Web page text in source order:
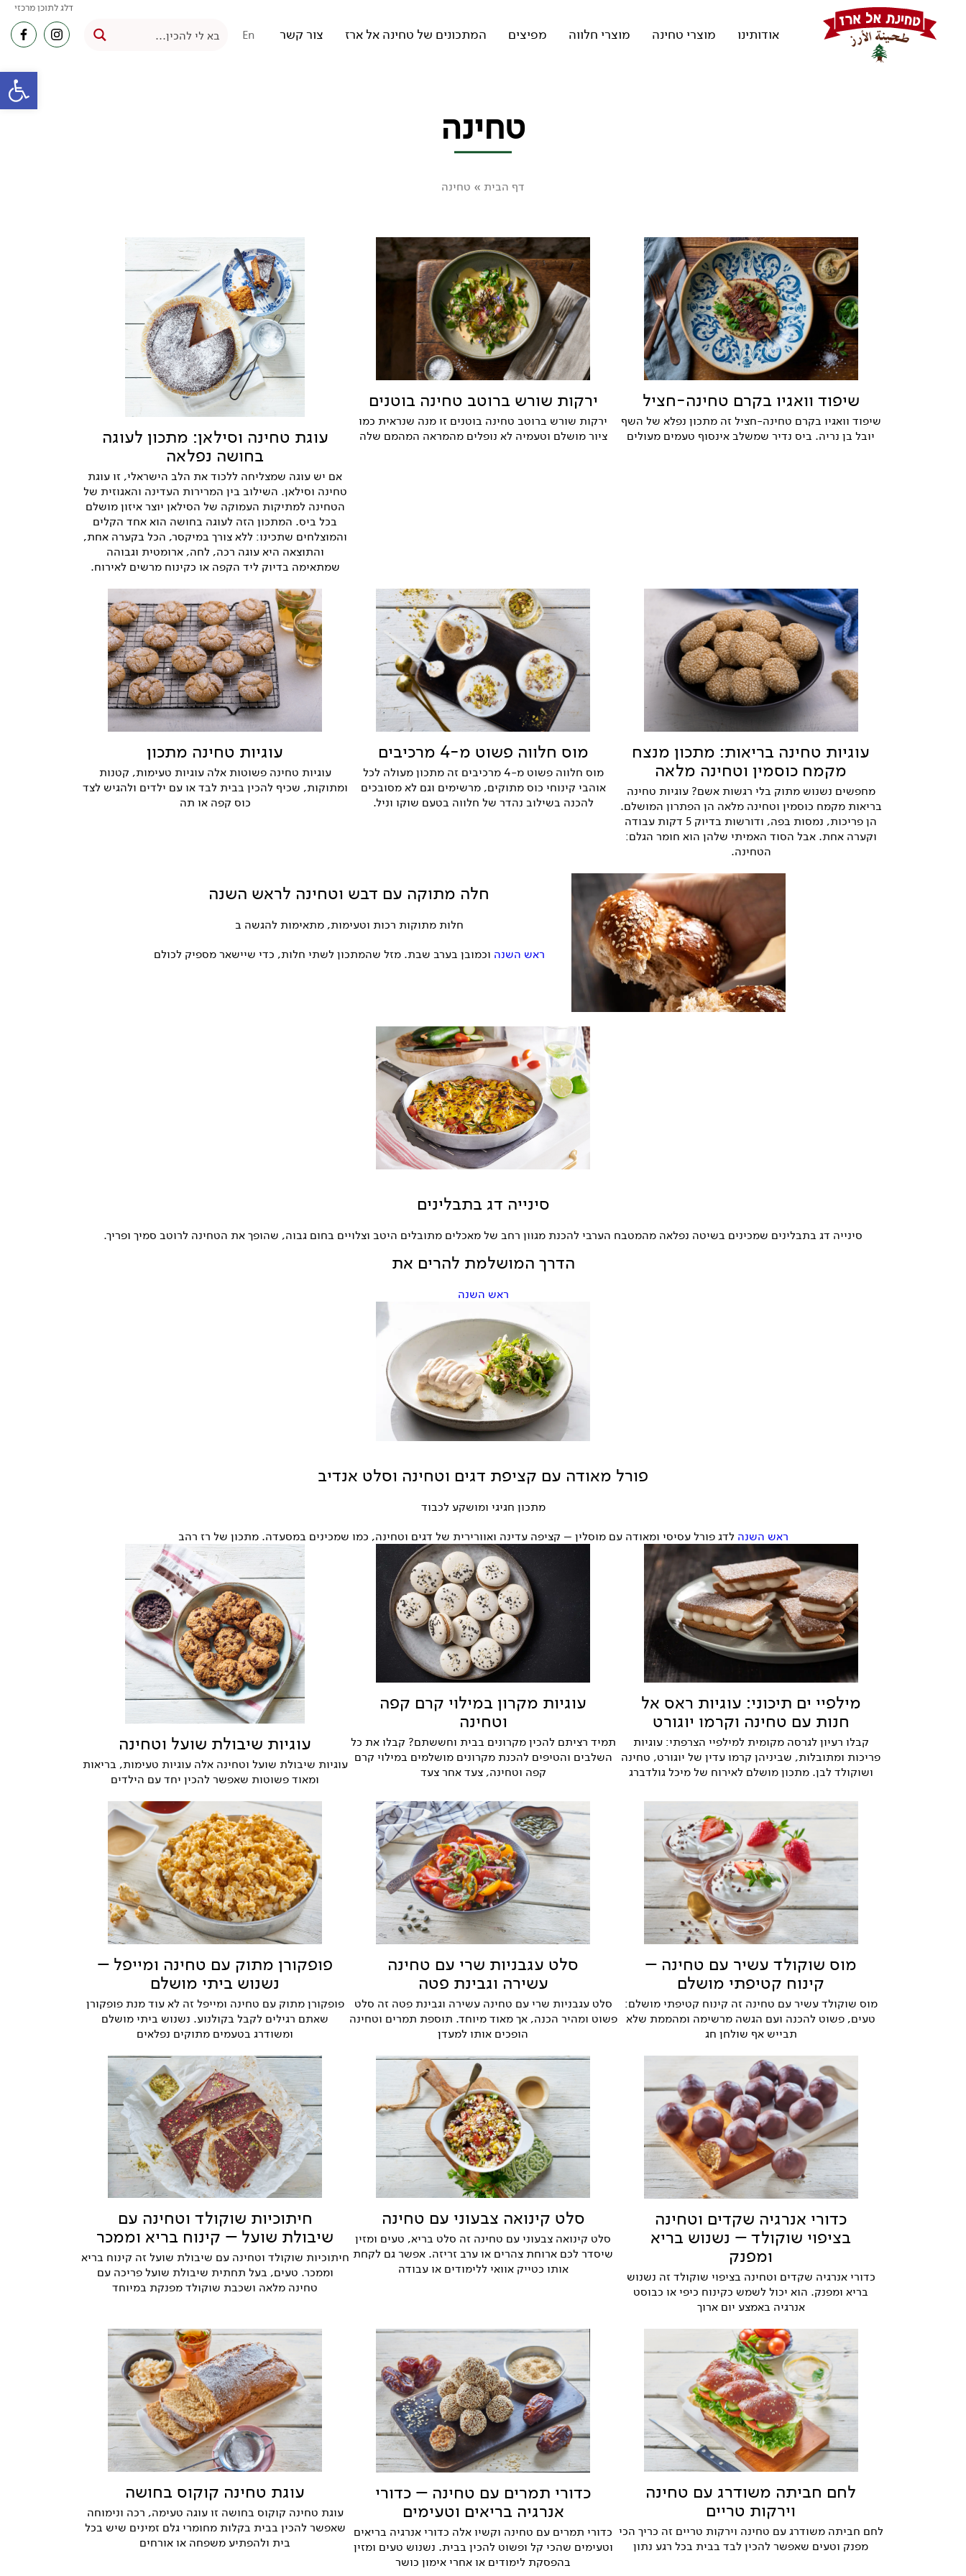
דלג לתוכן מרכזי
אודותינו מוצרי טחינה מוצרי חלווה מפיצים המתכונים של טחינה אל ארז צור קשר En
טחינה
דף הבית » טחינה
שיפוד וואגיו בקרם טחינה-חציל
שיפוד וואגיו בקרם טחינה-חציל זה מתכון נפלא של השף
יובל בן נריה. ביס נדיר שמשלב אינסוף טעמים מעולים
ירקות שורש ברוטב טחינה בוטנים
ירקות שורש ברוטב טחינה בוטנים זו מנה שנראית כמו
ציור מושלם וטעמיה לא נופלים מהמראה המהמם שלה
עוגת טחינה וסילאן: מתכון לעוגה
בחושה נפלאה
אם יש עוגה שמצליחה ללכוד את הלב הישראלי, זו עוגת
טחינה וסילאן. השילוב בין המרירות העדינה והאגוזית של
הטחינה למתיקות העמוקה של הסילאן יוצר איזון מושלם
בכל ביס. המתכון הזה לעוגה בחושה הוא אחד הקלים
והמוצלחים שתכינו: ללא צורך במיקסר, הכל בקערה אחת,
והתוצאה היא עוגה רכה, לחה, ארומטית וגבוהה
שמתאימה בדיוק ליד הקפה או כקינוח מרשים לאירוח.
עוגיות טחינה בריאות: מתכון מנצח
מקמח כוסמין וטחינה מלאה
מחפשים נשנוש מתוק בלי רגשות אשם? עוגיות טחינה
בריאות מקמח כוסמין וטחינה מלאה הן הפתרון המושלם.
הן פריכות, נמסות בפה, ודורשות בדיוק 5 דקות עבודה
וקערה אחת. אבל הסוד האמיתי שלהן הוא חומר הגלם:
הטחינה.
מוס חלווה פשוט מ-4 מרכיבים
מוס חלווה פשוט מ-4 מרכיבים זה מתכון מעולה לכל
אוהבי קינוחי כוס מתוקים, מרשימים וגם לא מסובכים
להכנה בשילוב נהדר של חלווה בטעם שוקו וניל.
עוגיות טחינה מתכון
עוגיות טחינה פשוטות אלה עוגיות טעימות, קטנות
ומתוקות, שכיף להכין בבית לבד או עם ילדים ולהגיש לצד
כוס קפה או תה
חלה מתוקה עם דבש וטחינה לראש השנה
חלות מתוקות רכות וטעימות, מתאימות להגשה ב
ראש השנה וכמובן בערב שבת. מזל שהמתכון לשתי חלות, כדי שיישאר מספיק לכולם
סינייה דג בתבלינים
סינייה דג בתבלינים שמכינים בשיטה נפלאה מהמטבח הערבי להכנת מגוון רחב של מאכלים מתובלים היטב וצלויים בחום גבוה, שהופך את הטחינה לרוטב סמיך ופריך.
הדרך המושלמת להרים את
ראש השנה
פורל מאודה עם קציפת דגים וטחינה וסלט אנדיב
מתכון חגיגי ומושקע לכבוד
ראש השנה לדג פורל עסיסי ומאודה עם מוסלין – קציפה עדינה ואוורירית של דגים וטחינה, כמו שמכינים במסעדה. מתכון של רז רהב
מילפיי ים תיכוני: עוגיות ראס אל
חנות עם טחינה וקרמו יוגורט
קבלו רעיון לגרסה מקומית למילפיי הצרפתי: עוגיות
פריכות ומתובלות, שביניהן קרמו עדין של יוגורט, טחינה
ושוקולד לבן. מתכון מושלם לאירוח של מיכל גולדברג
עוגיות מקרון במילוי קרם קפה
וטחינה
תמיד רציתם להכין מקרונים בבית וחששתם? קבלו את כל
השלבים והטיפים להכנת מקרונים מושלמים במילוי קרם
קפה וטחינה, צעד אחר צעד
עוגיות שיבולת שועל וטחינה
עוגיות שיבולת שועל וטחינה אלה עוגיות טעימות, בריאות
ומאוד פשוטות שאפשר להכין יחד עם הילדים
מוס שוקולד עשיר עם טחינה –
קינוח קטיפתי מושלם
מוס שוקולד עשיר עם טחינה זה קינוח קטיפתי מושלם:
טעים, פשוט להכנה ועם הגשה מרשימה ומהממת שלא
תבייש אף שולחן חג
סלט עגבניות שרי עם טחינה
עשירה וגבינת פטה
סלט עגבניות שרי עם טחינה עשירה וגבינת פטה זה סלט
פשוט ומהיר הכנה, אך מאוד מיוחד. תוספת תמרים וטחינה
הופכים אותו למעדן
פופקורן מתוק עם טחינה ומייפל –
נשנוש ביתי מושלם
פופקורן מתוק עם טחינה ומייפל זה לא עוד מנת פופקורן
שאתם רגילים לקבל בקולנוע. נשנוש ביתי מושלם
ומשודרג בטעמים מתוקים נפלאים
כדורי אנרגיה שקדים וטחינה
בציפוי שוקולד – נשנוש בריא
ומפנק
כדורי אנרגיה שקדים וטחינה בציפוי שוקולד זה נשנוש
בריא ומפנק. הוא יכול לשמש כקינוח כיפי או כבוסט
אנרגיה באמצע יום ארוך
סלט קינואה צבעוני עם טחינה
סלט קינואה צבעוני עם טחינה זה סלט בריא, טעים ומזין
שיסדר לכם ארוחת צהרים או ערב זריזה. אפשר גם לקחת
אותו כטייק אוואי ללימודים או עבודה
חיתוכיות שוקולד וטחינה עם
שיבולת שועל – קינוח בריא וממכר
חיתוכיות שוקולד וטחינה עם שיבולת שועל זה קינוח בריא
וממכר. טעים, בעל תחתית שיבולת שועל פריכה עם
טחינה מלאה ושכבת שוקולד מפנקת במיוחד
לחם חביתה משודרג עם טחינה
וירקות טריים
לחם חביתה משודרג עם טחינה וירקות טריים זה כריך הכי
מפנק וטעים שאפשר להכין לבד בבית בכל רגע נתון
כדורי תמרים עם טחינה – כדורי
אנרגיה בריאים וטעימים
כדורי תמרים עם טחינה וקשיו אלה כדורי אנרגיה בריאים
וטעימים שהכי קל ופשוט להכין בבית. נשנוש טעים ומזין
בהפסקת לימודים או אחרי אימון כושר
עוגת טחינה קוקוס בחושה
עוגת טחינה קוקוס בחושה זו עוגה טעימה, רכה ונימוחה
שאפשר להכין בבית בקלות מחומרי גלם זמינים שיש בכל
בית ולהפתיע משפחה או אורחים
פתח